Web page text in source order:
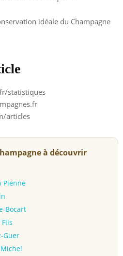
idéale du Champagne
statistiques
articles
à découvrir
Pienne
Bocart
Guer